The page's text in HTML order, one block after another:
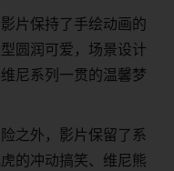
影片保持了手绘动画的
圆润可爱，场景设计
尼系列一贯的温馨梦
之外，影片保留了系
的冲动搞笑、维尼熊